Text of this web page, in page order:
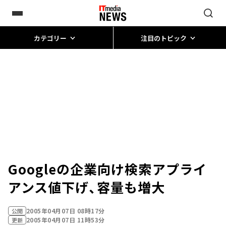
カテゴリー 注目のトピック
Googleの企業向け検索アプライ
アンス値下げ、容量も増大
公開 2005年04月07日 08時17分
更新 2005年04月07日 11時53分